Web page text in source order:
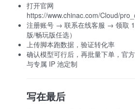
打开官网
https://www.chinac.com/Cloud/
注册账号 → 联系在线客服 → 领取
版/畅玩版任选）
上传脚本跑数据，验证转化率
确认模型可行后，再批量下单，官
与专属 IP 池定制
写在最后